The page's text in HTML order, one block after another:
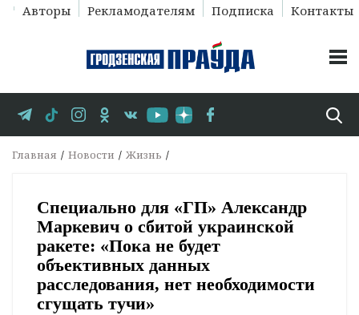
Авторы Рекламодателям Подписка Контакты
Главная Новости Жизнь
Специально для «ГП» Александр
Маркевич о сбитой украинской
ракете: «Пока не будет
объективных данных
расследования, нет необходимости
сгущать тучи»